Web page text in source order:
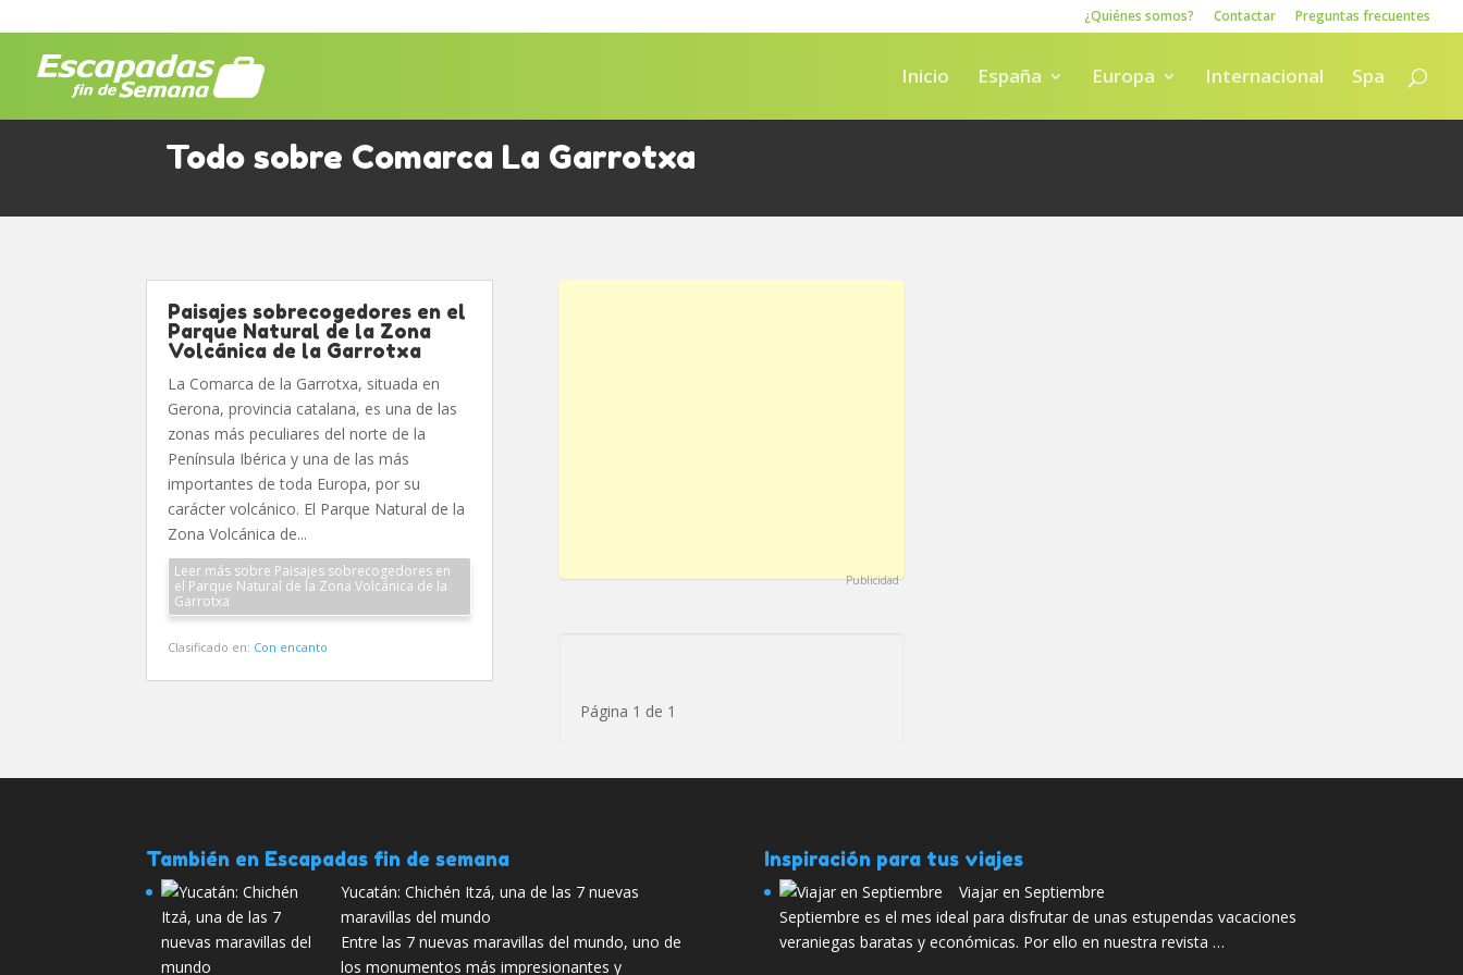
¿Quiénes somos? Contactar Preguntas frecuentes
Inicio España Europa Internacional Spa
Todo sobre Comarca La Garrotxa
Paisajes sobrecogedores en el
Parque Natural de la Zona
Volcánica de la Garrotxa
La Comarca de la Garrotxa, situada en
Gerona, provincia catalana, es una de las
zonas más peculiares del norte de la
Península Ibérica y una de las más
importantes de toda Europa, por su
carácter volcánico. El Parque Natural de la
Zona Volcánica de...
Leer más sobre Paisajes sobrecogedores en
el Parque Natural de la Zona Volcánica de la
Garrotxa
Clasificado en: Con encanto
Publicidad
Página 1 de 1
También en Escapadas fin de semana
Yucatán: Chichén Itzá, una de las 7 nuevas
maravillas del mundo
Entre las 7 nuevas maravillas del mundo, uno de
los monumentos más impresionantes y
Inspiración para tus viajes
Viajar en Septiembre
Septiembre es el mes ideal para disfrutar de unas estupendas vacaciones
veraniegas baratas y económicas. Por ello en nuestra revista …